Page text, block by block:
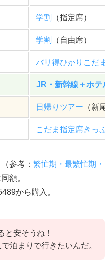
学割 （指定席）
学割 （自由席）
バリ得ひかりこだま
JR・新幹線＋ホテ
日帰りツアー （新
こだま指定席きっ
参考 ： 繁忙期・最繁忙期
額。
から購入。
と安そうね！
泊まりで行きたいんだ。